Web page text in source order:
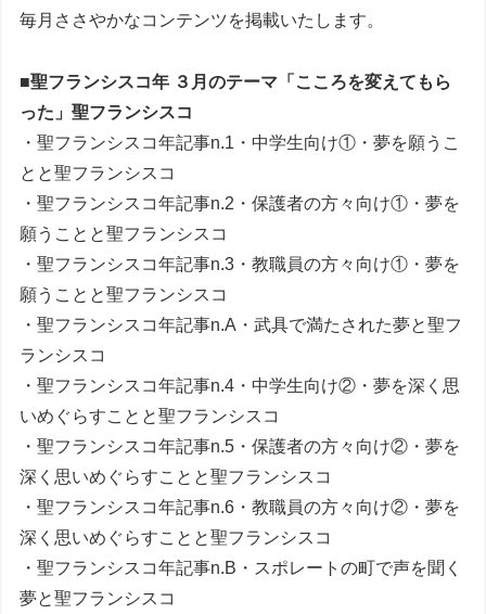
毎月ささやかなコンテンツを掲載いたします。
■聖フランシスコ年 ３月のテーマ「こころを変えてもら
った」聖フランシスコ
・聖フランシスコ年記事n.1・中学生向け①・夢を願うこ
とと聖フランシスコ
・聖フランシスコ年記事n.2・保護者の方々向け①・夢を
願うことと聖フランシスコ
・聖フランシスコ年記事n.3・教職員の方々向け①・夢を
願うことと聖フランシスコ
・聖フランシスコ年記事n.A・武具で満たされた夢と聖フ
ランシスコ
・聖フランシスコ年記事n.4・中学生向け②・夢を深く思
いめぐらすことと聖フランシスコ
・聖フランシスコ年記事n.5・保護者の方々向け②・夢を
深く思いめぐらすことと聖フランシスコ
・聖フランシスコ年記事n.6・教職員の方々向け②・夢を
深く思いめぐらすことと聖フランシスコ
・聖フランシスコ年記事n.B・スポレートの町で声を聞く
夢と聖フランシスコ